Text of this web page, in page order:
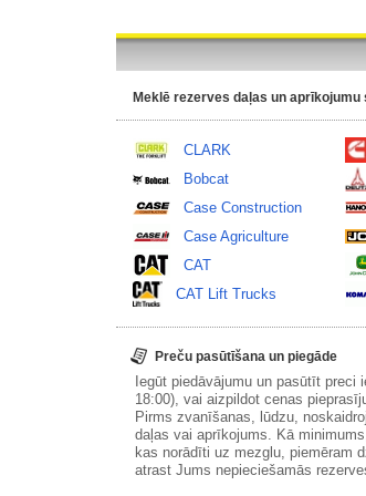
Meklē rezerves daļas un aprīkojumu
CLARK
Bobcat
Case Construction
Case Agriculture
CAT
CAT Lift Trucks
Preču pasūtīšana un piegāde
Iegūt piedāvājumu un pasūtīt preci
18:00), vai aizpildot cenas
Pirms zvanīšanas, lūdzu,
daļas vai aprīkojums. Kā
kas norādīti uz mezglu, piemēram
atrast Jums nepieciešamās